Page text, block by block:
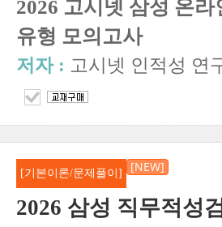
2026 고시넷 삼성 온
유형 모의고사
저자 : 고시넷 인적성 연
[기본이론/문제풀이] [NEW]
2026 삼성 직무적성